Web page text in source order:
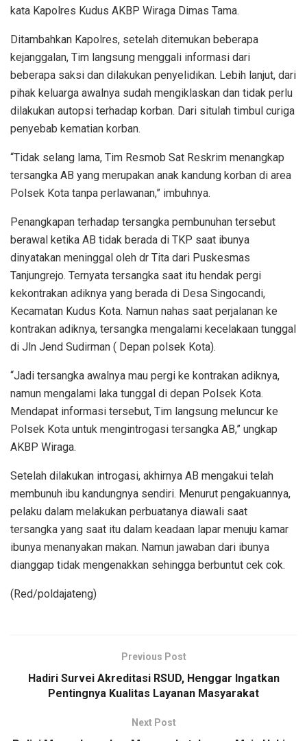
kata Kapolres Kudus AKBP Wiraga Dimas Tama.
Ditambahkan Kapolres, setelah ditemukan beberapa
kejanggalan, Tim langsung menggali informasi dari
beberapa saksi dan dilakukan penyelidikan. Lebih lanjut, dari
pihak keluarga awalnya sudah mengiklaskan dan tidak perlu
dilakukan autopsi terhadap korban. Dari situlah timbul curiga
penyebab kematian korban.
“Tidak selang lama, Tim Resmob Sat Reskrim menangkap
tersangka AB yang merupakan anak kandung korban di area
Polsek Kota tanpa perlawanan,” imbuhnya.
Penangkapan terhadap tersangka pembunuhan tersebut
berawal ketika AB tidak berada di TKP saat ibunya
dinyatakan meninggal oleh dr Tita dari Puskesmas
Tanjungrejo. Ternyata tersangka saat itu hendak pergi
kekontrakan adiknya yang berada di Desa Singocandi,
Kecamatan Kudus Kota. Namun nahas saat perjalanan ke
kontrakan adiknya, tersangka mengalami kecelakaan tunggal
di Jln Jend Sudirman ( Depan polsek Kota).
“Jadi tersangka awalnya mau pergi ke kontrakan adiknya,
namun mengalami laka tunggal di depan Polsek Kota.
Mendapat informasi tersebut, Tim langsung meluncur ke
Polsek Kota untuk mengintrogasi tersangka AB,” ungkap
AKBP Wiraga.
Setelah dilakukan introgasi, akhirnya AB mengakui telah
membunuh ibu kandungnya sendiri. Menurut pengakuannya,
pelaku dalam melakukan perbuatanya diawali saat
tersangka yang saat itu dalam keadaan lapar menuju kamar
ibunya menanyakan makan. Namun jawaban dari ibunya
dianggap tidak mengenakkan sehingga berbuntut cek cok.
(Red/poldajateng)
Previous Post
Hadiri Survei Akreditasi RSUD, Henggar Ingatkan
Pentingnya Kualitas Layanan Masyarakat
Next Post